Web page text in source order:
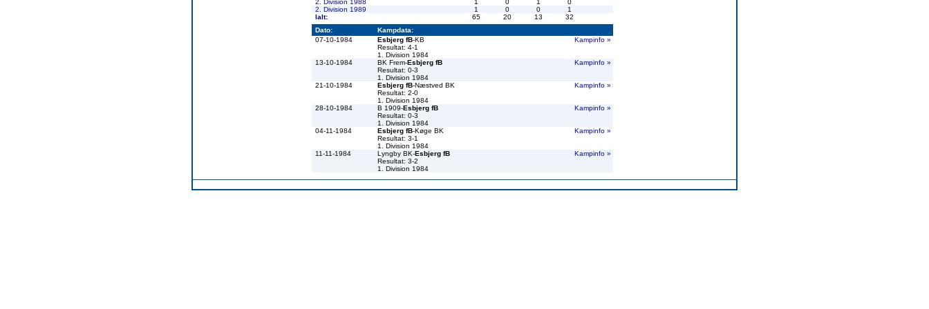
2. Division 1988
1 0 1
0
2. Division 1989
1 0 0
1
Ialt:
65 20 13
32
Dato:
Kampdata:
07-10-1984
Esbjerg fB-KB
Resultat: 4-1
1. Division 1984
Kampinfo »
13-10-1984 BK Frem-Esbjerg fB
Resultat: 0-3
1. Division 1984
Kampinfo »
21-10-1984 Esbjerg fB-Næstved BK
Resultat: 2-0
1. Division 1984
Kampinfo »
28-10-1984 B 1909-Esbjerg fB
Resultat: 0-3
1. Division 1984
Kampinfo »
04-11-1984 Esbjerg fB-Køge BK
Resultat: 3-1
1. Division 1984
Kampinfo »
11-11-1984 Lyngby BK-Esbjerg fB
Resultat: 3-2
1. Division 1984
Kampinfo »